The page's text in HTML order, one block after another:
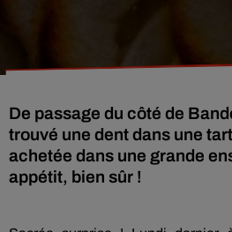
De passage du côté de
trouvé une dent dans une
achetée dans une grande
appétit, bien sûr !